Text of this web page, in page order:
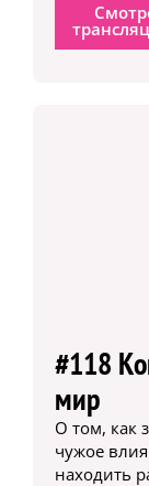
#118
мир
О том, как
чужое
находить